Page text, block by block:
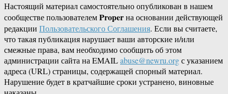
Настоящий материал самостоятельно опубликован в нашем
сообществе пользователемProperна основании действующей
редакции Пользовательского Соглашения. Если вы считаете,
что такая публикация нарушает ваши авторские и/или
смежные права, вам необходимо сообщить об этом
администрации сайта на EMAILabuse@newru.orgс указанием
адреса (URL) страницы, содержащей спорный материал.
Нарушение будет в кратчайшие сроки устранено, виновные